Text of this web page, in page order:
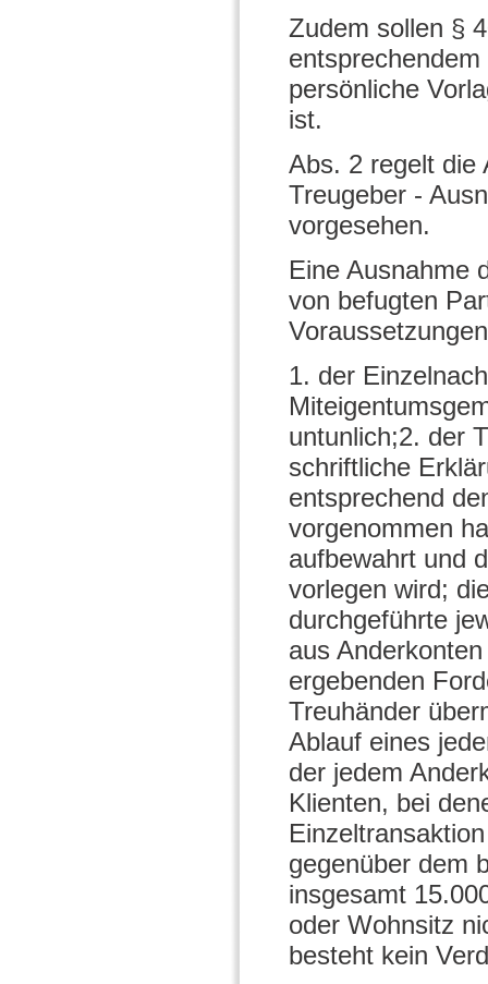
Zudem sollen §
persönliche
ist.
Abs. 2 regelt die
Treugeber -
vorgesehen.
Eine Ausnahme
von befugten
1. der
untunlich;2. der
schriftliche
entsprechend
vorgenommen
aufbewahrt und
vorlegen wird;
durchgeführte
aus
ergebenden
Treuhänder
Ablauf eines
der jedem
Klienten, bei
gegenüber dem
insgesamt
oder Wohnsitz
besteht kein